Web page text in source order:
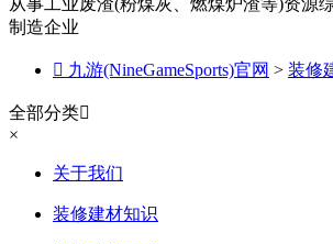
从事工业废渣(粉煤灰、燃煤炉渣等)资源
制造企业
 九游(NineGameSports)官网 > 装修
全部分类
×
关于我们
装修建材知识